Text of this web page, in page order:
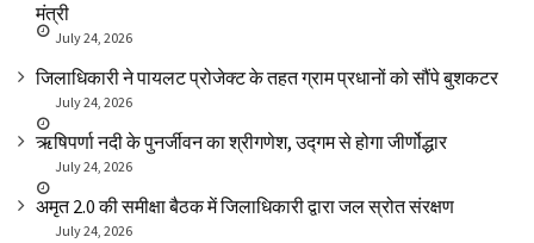
मंत्री
July 24, 2026
जिलाधिकारी ने पायलट प्रोजेक्ट के तहत ग्राम प्रधानों को सौंपे बुशकटर
July 24, 2026
ऋषिपर्णा नदी के पुनर्जीवन का श्रीगणेश, उद्गम से होगा जीर्णोद्धार
July 24, 2026
अमृत 2.0 की समीक्षा बैठक में जिलाधिकारी द्वारा जल स्रोत संरक्षण
July 24, 2026